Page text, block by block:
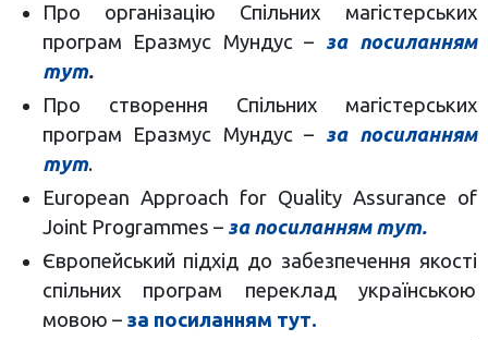
Про організацію Спільних магістерських
програм Еразмус Мундус – за посиланням
тут.
Про створення Спільних магістерських
програм Еразмус Мундус – за посиланням
тут.
European Approach for Quality Assurance of
Joint Programmes – за посиланням тут.
Європейський підхід до забезпечення якості
спільних програм переклад українською
мовою – за посиланням тут.